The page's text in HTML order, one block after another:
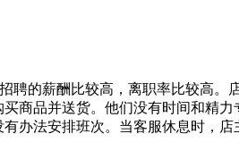
聘的薪酬比较高，离职率比较高
商品并送货。他们没有时间和精
办法安排班次。当客服休息时，